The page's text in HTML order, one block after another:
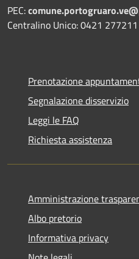
PEC:
Centralino Unico: 0421 277211
Prenotazione
Segnalazione disservizio
Leggi le FAQ
Richiesta assistenza
Amministrazione
Albo pretorio
Informativa privacy